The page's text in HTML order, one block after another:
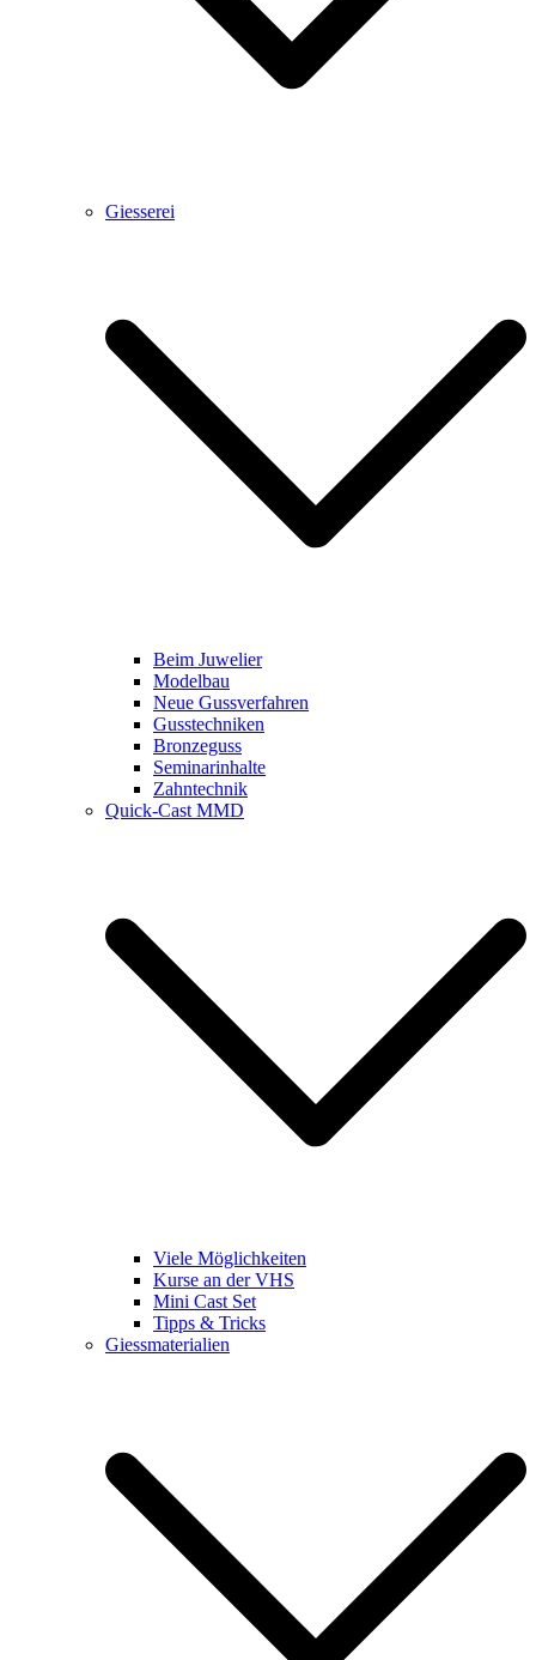
Giesserei
Beim Juwelier
Modelbau
Neue Gussverfahren
Gusstechniken
Bronzeguss
Seminarinhalte
Zahntechnik
Quick-Cast MMD
Viele Möglichkeiten
Kurse an der VHS
Mini Cast Set
Tipps & Tricks
Giessmaterialien